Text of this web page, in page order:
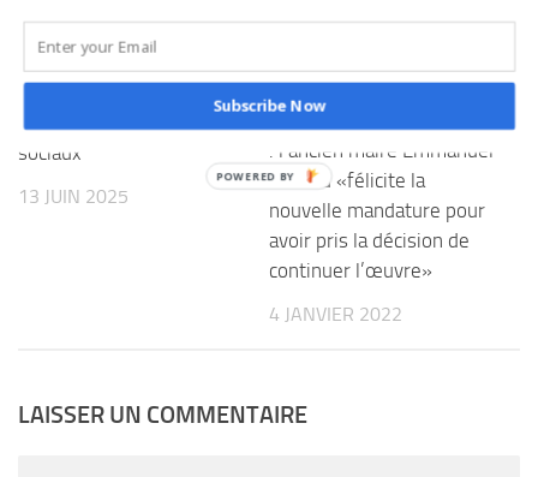
N’Djamena pour avoir
diffusé une copie
sociaux
13 JUIN 2025
Organisation du FIP 2022
: l’ancien maire Emmanuel
Zossou «félicite la
nouvelle mandature pour
avoir pris la décision de
continuer l’œuvre»
4 JANVIER 2022
LAISSER UN COMMENTAIRE
Subscribe Now